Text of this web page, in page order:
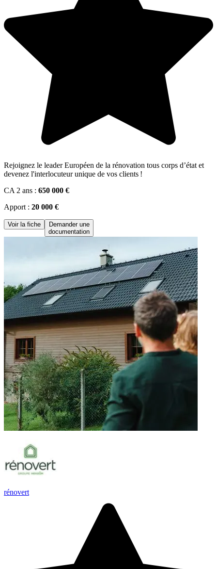
Rejoignez le leader Européen de la rénovation tous corps d’état et
devenez l'interlocuteur unique de vos clients !
CA 2 ans : 650 000 €
Apport : 20 000 €
Voir la fiche
Demander une
documentation
rénovert